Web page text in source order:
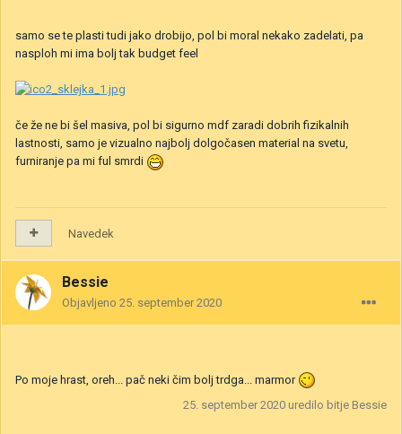
samo se te plasti tudi jako drobijo, pol bi moral nekako zadelati, pa
nasploh mi ima bolj tak budget feel
če že ne bi šel masiva, pol bi sigurno mdf zaradi dobrih fizikalnih
lastnosti, samo je vizualno najbolj dolgočasen material na svetu,
furniranje pa mi ful smrdi
Navedek
Bessie
Objavljeno 25. september 2020
Po moje hrast, oreh... pač neki čim bolj trdga... marmor
25. september 2020 uredilo bitje Bessie